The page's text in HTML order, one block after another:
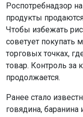
Роспотребнадзор
продукты
Чтобы избежать
советует покупать
торговых точках,
товар. Контроль за
продолжается.
Ранее стало
говядина, баранина